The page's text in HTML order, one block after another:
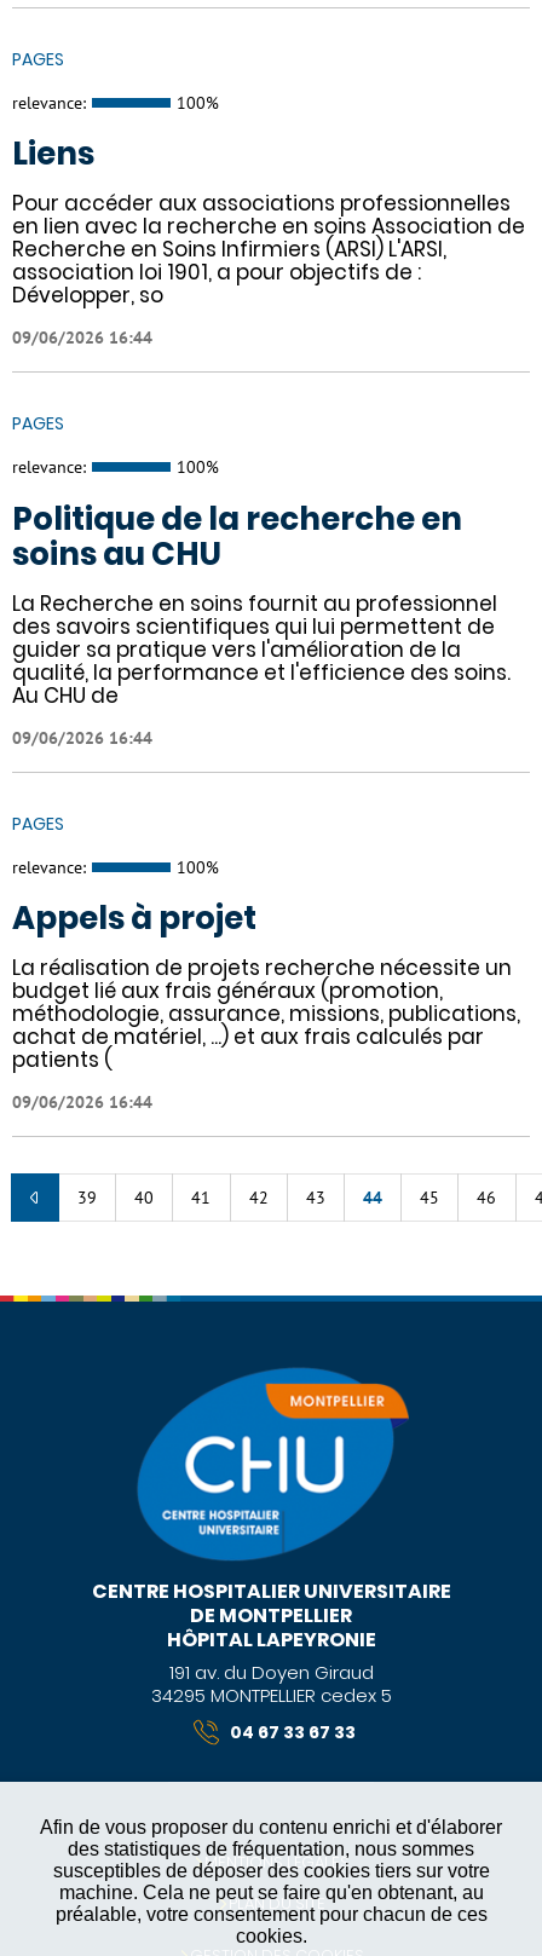
Afin de vous proposer du contenu enrichi et d'élaborer
des statistiques de fréquentation, nous sommes
susceptibles de déposer des cookies tiers sur votre
machine. Cela ne peut se faire qu'en obtenant, au
préalable, votre consentement pour chacun de ces
cookies.
PAGES
relevance: 100%
Liens
Pour accéder aux associations professionnelles
en lien avec la recherche en soins Association de
Recherche en Soins Infirmiers (ARSI) L'ARSI,
association loi 1901, a pour objectifs de :
Développer, so
09/06/2026 16:44
PAGES
relevance: 100%
Politique de la recherche en
soins au CHU
La Recherche en soins fournit au professionnel
des savoirs scientifiques qui lui permettent de
guider sa pratique vers l'amélioration de la
qualité, la performance et l'efficience des soins.
Au CHU de
09/06/2026 16:44
PAGES
relevance: 100%
Appels à projet
La réalisation de projets recherche nécessite un
budget lié aux frais généraux (promotion,
méthodologie, assurance, missions, publications,
achat de matériel, ...) et aux frais calculés par
patients (
09/06/2026 16:44
39 40 41 42 43 44 45 46
CENTRE HOSPITALIER UNIVERSITAIRE
DE MONTPELLIER
HÔPITAL LAPEYRONIE
191 av. du Doyen Giraud
34295 MONTPELLIER cedex 5
04 67 33 67 33
MENTIONS LÉGALES
PLAN DU SITE